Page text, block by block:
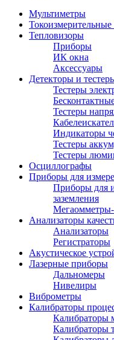
Мультиметры
Тепловизоры
Приборы
ИК окна
Аксессуары
Детекторы и
Тестеры
Тестеры
Индикаторы
Тестеры
Тестеры
Осциллографы
Приборы для
Приборы для
заземления
Анализаторы
Анализаторы
Регистраторы
Акустическое
Лазерные приборы
Дальномеры
Нивелиры
Виброметры
Калибраторы
Калибраторы
Калибраторы